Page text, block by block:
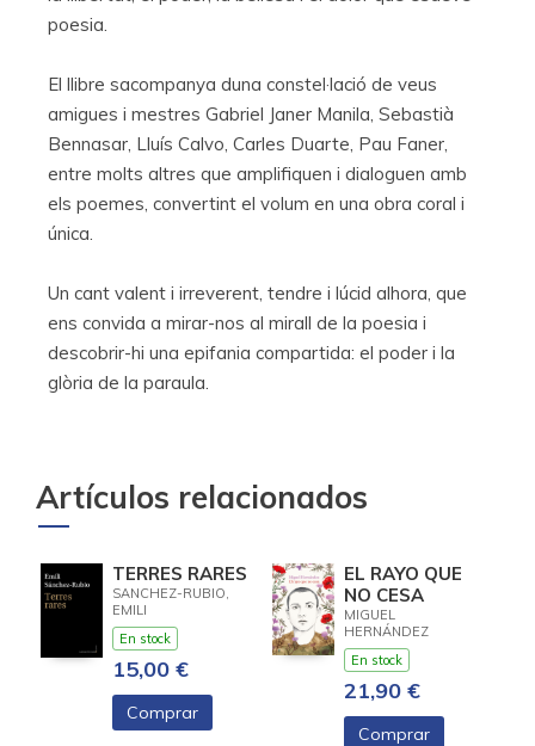
poesia.
El llibre sacompanya duna constel·lació de veus
amigues i mestres Gabriel Janer Manila, Sebastià
Bennasar, Lluís Calvo, Carles Duarte, Pau Faner,
entre molts altres que amplifiquen i dialoguen amb
els poemes, convertint el volum en una obra coral i
única.
Un cant valent i irreverent, tendre i lúcid alhora, que
ens convida a mirar-nos al mirall de la poesia i
descobrir-hi una epifania compartida: el poder i la
glòria de la paraula.
Artículos relacionados
TERRES RARES
SANCHEZ-RUBIO,
EMILI
En stock
15,00 €
Comprar
EL RAYO QUE
NO CESA
MIGUEL
HERNÁNDEZ
En stock
21,90 €
Comprar